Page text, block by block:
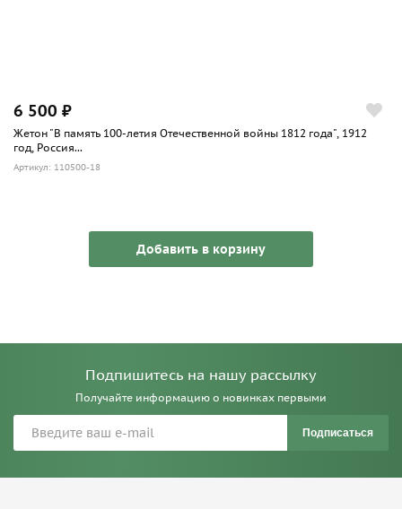
6 500 ₽
Жетон "В память 100-летия Отечественной войны 1812 года", 1912
год, Россия...
Артикул: 110500-18
Добавить в корзину
Подпишитесь на нашу рассылку
Получайте информацию о новинках первыми
Подписаться